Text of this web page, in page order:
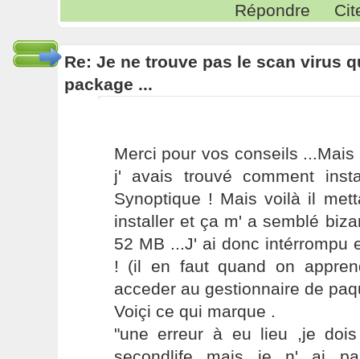
Répondre
Re: Je ne trouve pas le scan virus
package ...
Merci pour vos conseils
j' avais trouvé comment
Synoptique ! Mais voilà il
installer et ça m' a semblé
52 MB ...J' ai donc intérrompu
! (il en faut quand on
acceder au gestionnaire de
Voiçi ce qui marque .
"une erreur à eu lieu ,je